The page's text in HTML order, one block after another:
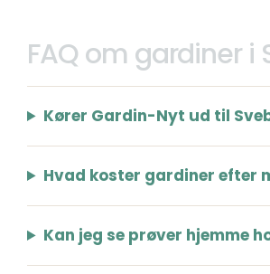
FAQ om gardiner i
Kører Gardin-Nyt ud til
Hvad koster gardiner efter
Kan jeg se prøver hjemme